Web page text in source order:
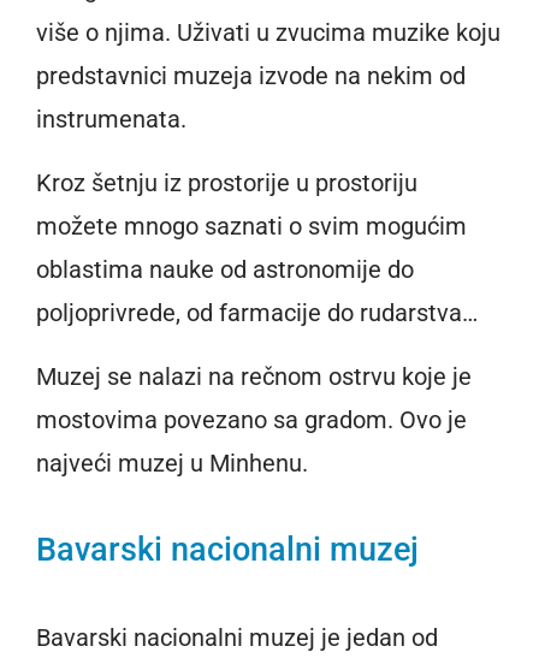
više o njima. Uživati u zvucima muzike koju
predstavnici muzeja izvode na nekim od
instrumenata.
Kroz šetnju iz prostorije u prostoriju
možete mnogo saznati o svim mogućim
oblastima nauke od astronomije do
poljoprivrede, od farmacije do rudarstva…
Muzej se nalazi na rečnom ostrvu koje je
mostovima povezano sa gradom. Ovo je
najveći muzej u Minhenu.
Bavarski nacionalni muzej
Bavarski nacionalni muzej je jedan od